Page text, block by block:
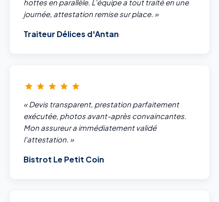
hottes en parallèle. L'équipe a tout traité en une
journée, attestation remise sur place. »
Traiteur Délices d'Antan
« Devis transparent, prestation parfaitement
exécutée, photos avant-après convaincantes.
Mon assureur a immédiatement validé
l'attestation. »
Bistrot Le Petit Coin